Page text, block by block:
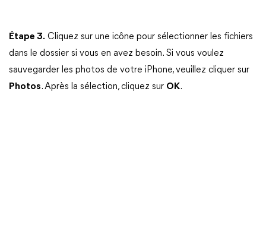
Étape 3. Cliquez sur une icône pour sélectionner les fichiers
dans le dossier si vous en avez besoin. Si vous voulez
sauvegarder les photos de votre iPhone, veuillez cliquer sur
Photos. Après la sélection, cliquez sur OK.